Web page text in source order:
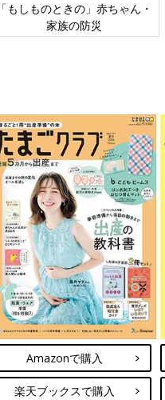
六星占術 細木かおりさんの人生
相談
Amazonで購入
楽天ブックスで購入